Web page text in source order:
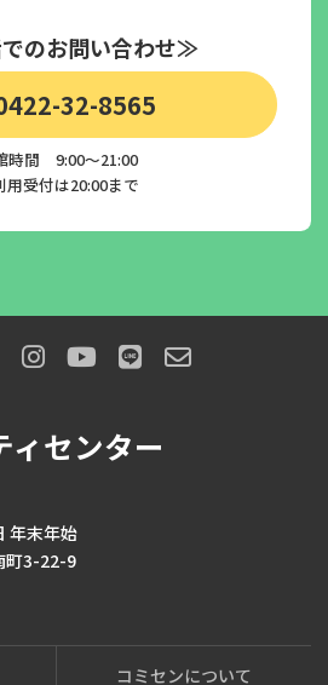
のお問い合わせ≫
32-8565
時間 9:00～21:00
受付は20:00まで
ィセンター
年末年始
町3-22-9
コミセンについて